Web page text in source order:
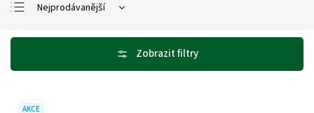
Nejprodávanější
Abecedně
AKCE